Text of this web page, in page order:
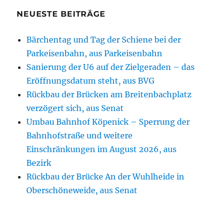
NEUESTE BEITRÄGE
Bärchentag und Tag der Schiene bei der
Parkeisenbahn, aus Parkeisenbahn
Sanierung der U6 auf der Zielgeraden – das
Eröffnungsdatum steht, aus BVG
Rückbau der Brücken am Breitenbachplatz
verzögert sich, aus Senat
Umbau Bahnhof Köpenick – Sperrung der
Bahnhofstraße und weitere
Einschränkungen im August 2026, aus
Bezirk
Rückbau der Brücke An der Wuhlheide in
Oberschöneweide, aus Senat